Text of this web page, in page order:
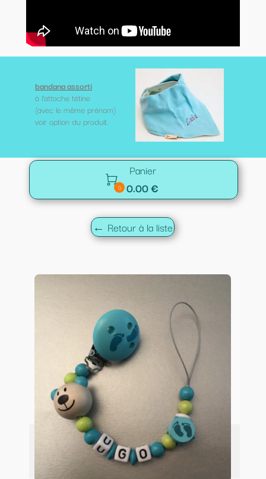
bandana assorti
à l'attache tétine
(avec le même prénom)
voir option du produit.

0
Panier
0.00 €
← Retour à la liste